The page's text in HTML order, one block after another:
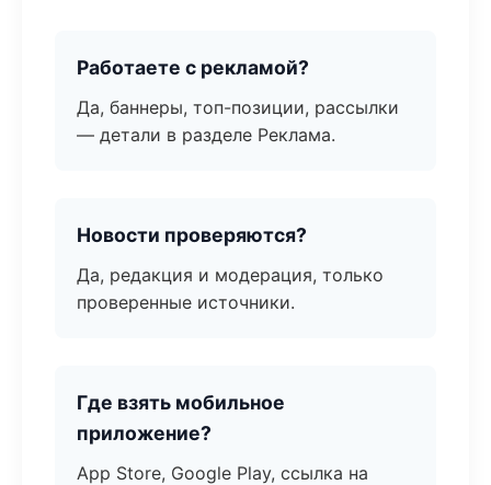
Работаете с рекламой?
Да, баннеры, топ-позиции, рассылки
— детали в разделе Реклама.
Новости проверяются?
Да, редакция и модерация, только
проверенные источники.
Где взять мобильное
приложение?
App Store, Google Play, ссылка на